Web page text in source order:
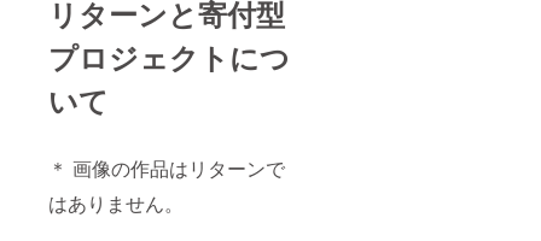
リターンと寄付型
プロジェクトにつ
いて
＊ 画像の作品はリターンで
はありません。